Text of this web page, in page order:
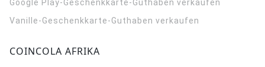
Google Play-Geschenkkarte-Guthaben verkaufen
Vanille-Geschenkkarte-Guthaben verkaufen
COINCOLA AFRIKA